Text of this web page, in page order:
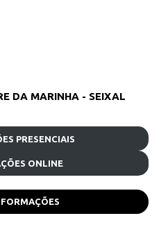
DA MARINHA - SEIXAL
PRESENCIAIS
ONLINE